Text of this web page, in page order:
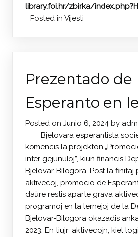
library.foi.hr/zbirka/
Posted in Vijesti
Prezentado de
Esperanto en
Posted on Junio 6, 2024 by
Bjelovara esperantista
komencis la projekton
inter gejunuloj”, kiun financis
Bjelovar-Bilogora. Post la finitaj
aktivecoj, promocio de
daŭre restis aparte grava
programoj en la lernejoj de la
Bjelovar-Bilogora okazadis
2023. En tiujn aktivecojn, kiel